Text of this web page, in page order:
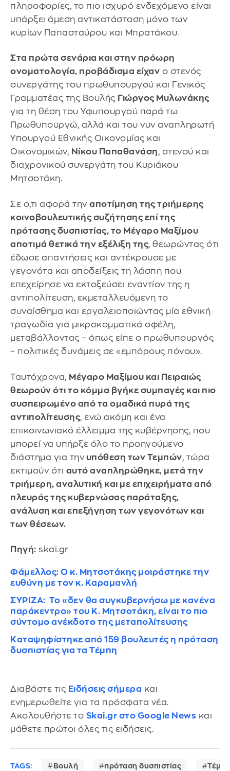
πληροφορίες, το πιο ισχυρό ενδεχόμενο είναι
υπάρξει άμεση αντικατάσταση μόνο των
κυρίων Παπασταύρου και Μπρατάκου.
Στα πρώτα σενάρια και στην πρόωρη
ονοματολογία, προβάδισμα είχαν ο στενός
συνεργάτης του πρωθυπουργού και Γενικός
Γραμματέας της Βουλής Γιώργος Μυλωνάκης
για τη θέση του Υφυπουργού παρά τω
Πρωθυπουργώ, αλλά και του νυν αναπληρωτή
Υπουργού Εθνικής Οικονομίας και
Οικονομικών, Νίκου Παπαθανάση, στενού και
διαχρονικού συνεργάτη του Κυριάκου
Μητσοτάκη.
Σε ο,τι αφορά την αποτίμηση της τριήμερης
κοινοβουλευτικής συζήτησης επί της
πρότασης δυσπιστίας, το Μέγαρο Μαξίμου
αποτιμά θετικά την εξέλιξη της, θεωρώντας ότι
έδωσε απαντήσεις και αντέκρουσε με
γεγονότα και αποδείξεις τη λάσπη που
επεχείρησε να εκτοξεύσει εναντίον της η
αντιπολίτευση, εκμεταλλευόμενη το
συναίσθημα και εργαλειοποιώντας μία εθνική
τραγωδία για μικροκομματικά οφέλη,
μεταβάλλοντας – όπως είπε ο πρωθυπουργός
– πολιτικές δυνάμεις σε «εμπόρους πόνου».
Ταυτόχρονα, Μέγαρο Μαξίμου και Πειραιώς
θεωρούν ότι το κόμμα βγήκε συμπαγές και πιο
συσπειρωμένο από τα ομαδικά πυρά της
αντιπολίτευσης, ενώ ακόμη και ένα
επικοινωνιακό έλλειμμα της κυβέρνησης, που
μπορεί να υπήρξε όλο το προηγούμενο
διάστημα για την υπόθεση των Τεμπών, τώρα
εκτιμούν ότι αυτό αναπληρώθηκε, μετά την
τριήμερη, αναλυτική και με επιχειρήματα από
πλευράς της κυβερνώσας παράταξης,
ανάλυση και επεξήγηση των γεγονότων και
των θέσεων.
Πηγή: skai.gr
Φάμελλος: Ο κ. Μητσοτάκης μοιράστηκε την
ευθύνη με τον κ. Καραμανλή
ΣΥΡΙΖΑ: Το «δεν θα συγκυβερνήσω με κανένα
παράκεντρο» του Κ. Μητσοτάκη, είναι το πιο
σύντομο ανέκδοτο της μεταπολίτευσης
Καταψηφίστηκε από 159 βουλευτές η πρόταση
δυσπιστίας για τα Τέμπη
Διαβάστε τις Ειδήσεις σήμερα και
ενημερωθείτε για τα πρόσφατα νέα.
Ακολουθήστε το Skai.gr στο Google News και
μάθετε πρώτοι όλες τις ειδήσεις.
TAGS: Βουλή πρόταση δυσπιστίας